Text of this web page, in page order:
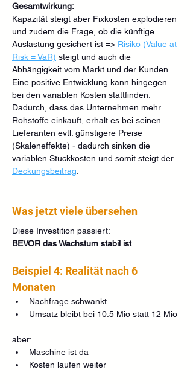
Gesamtwirkung:
Kapazität steigt aber Fixkosten explodieren
und zudem die Frage, ob die künftige
Auslastung gesichert ist => Risiko (Value at
Risk = VaR) steigt und auch die
Abhängigkeit vom Markt und der Kunden.
Eine positive Entwicklung kann hingegen
bei den variablen Kosten stattfinden.
Dadurch, dass das Unternehmen mehr
Rohstoffe einkauft, erhält es bei seinen
Lieferanten evtl. günstigere Preise
(Skaleneffekte) - dadurch sinken die
variablen Stückkosten und somit steigt der
Deckungsbeitrag
Was jetzt viele übersehen
Diese Investition passiert:
BEVOR das Wachstum stabil ist
Beispiel 4: Realität nach 6
Monaten
Nachfrage schwankt
Umsatz bleibt bei 10.5 Mio statt 12 Mio
aber:
Maschine ist da
Kosten laufen weiter